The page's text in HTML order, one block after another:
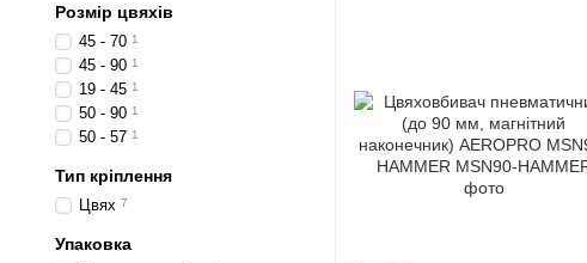
Розмір цвяхів
45 - 70 1
45 - 90 1
19 - 45 1
50 - 90 1
50 - 57 1
Тип кріплення
Цвях 7
Упаковка